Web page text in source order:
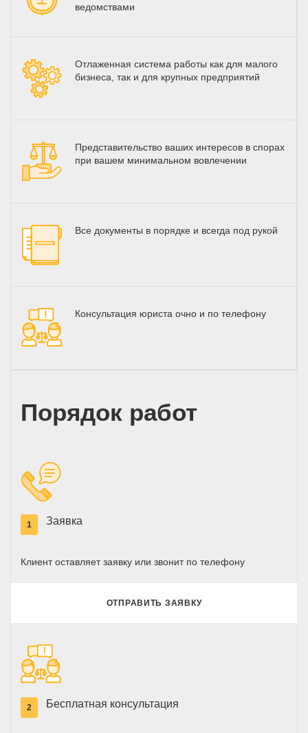
ведомствами
Отлаженная система работы как для малого
бизнеса, так и для крупных предприятий
Представительство ваших интересов в спорах
при вашем минимальном вовлечении
Все документы в порядке и всегда под рукой
Консультация юриста очно и по телефону
Порядок работ
1 Заявка
Клиент оставляет заявку или звонит по телефону
ОТПРАВИТЬ ЗАЯВКУ
2 Бесплатная консультация